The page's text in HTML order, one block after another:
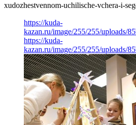
xudozhestvennom-uchilische-vchera-i-
https://kuda-
kazan.ru/image/255/255/uploads/
https://kuda-
kazan.ru/image/255/255/uploads/